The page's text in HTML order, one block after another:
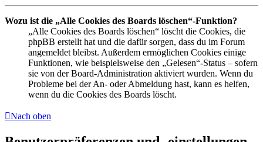
Wozu ist die „Alle Cookies des Boards löschen“-Funktion?
„Alle Cookies des Boards löschen“ löscht die Cookies, die
phpBB erstellt hat und die dafür sorgen, dass du im Forum
angemeldet bleibst. Außerdem ermöglichen Cookies einige
Funktionen, wie beispielsweise den „Gelesen“-Status – sofern
sie von der Board-Administration aktiviert wurden. Wenn du
Probleme bei der An- oder Abmeldung hast, kann es helfen,
wenn du die Cookies des Boards löscht.
Nach oben